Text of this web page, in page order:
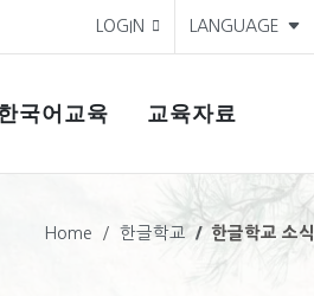
LOGIN LANGUAGE
국어교육 교육자료
Home 한글학교 한글학교 소식